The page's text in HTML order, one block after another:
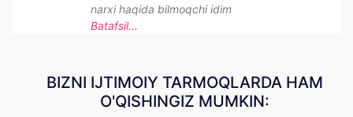
narxi haqida bilmoqchi idim
Batafsil...
BIZNI IJTIMOIY TARMOQLARDA HAM
O'QISHINGIZ MUMKIN: